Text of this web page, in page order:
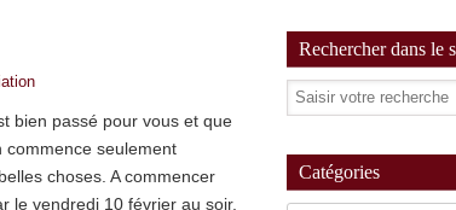
bien passé pour vous et que
commence seulement
choses. A commencer
le vendredi 10 février au soir,
Rechercher dans le
Catégories